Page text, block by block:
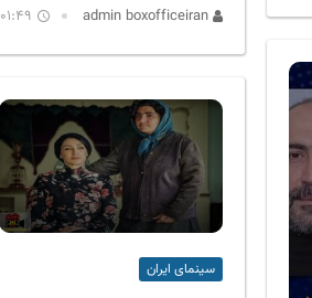
admin boxofficeiran
01:49
سینمای ایران